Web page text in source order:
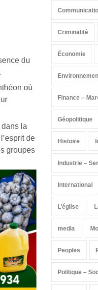
du
où
la
de
groupes
Criminalité
Économie
Finance –
Géopolitique
Histoire
Industrie –
International
L’église
media
Peoples
Politique –